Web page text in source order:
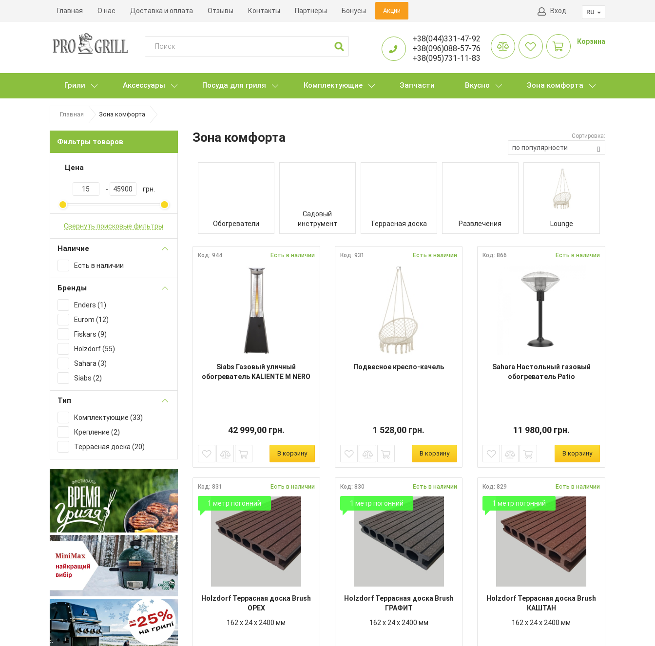
RU
Главная О нас Доставка и оплата Отзывы Контакты Партнёры Бонусы Акции Вход
Корзина
+38(044)331-47-92
+38(096)088-57-76
+38(095)731-11-83
Грили Аксессуары Посуда для гриля Комплектующие Запчасти Вкусно Зона комфорта
Главная Зона комфорта
Фильтры товаров
Цена
- грн.
Свернуть поисковые фильтры
Наличие
Есть в наличии
Бренды
Enders (1)
Eurom (12)
Fiskars (9)
Holzdorf (55)
Sahara (3)
Siabs (2)
Тип
Комплектующие (33)
Крепление (2)
Террасная доска (20)
Зона комфорта Сортировка:
по популярности
Обогреватели
Садовый
инструмент
Террасная доска Развлечения Lounge
Код: 944 Есть в наличии
Siabs Газовый уличный
обогреватель KALIENTE M NERO
42 999,00 грн.
В корзину
Код: 931 Есть в наличии
Подвесное кресло-качель
1 528,00 грн.
В корзину
Код: 866 Есть в наличии
Sahara Настольный газовый
обогреватель Patio
11 980,00 грн.
В корзину
Код: 831 Есть в наличии
1 метр погонний
Holzdorf Террасная доска Brush
ОРЕХ
162 х 24 х 2400 мм
Код: 830 Есть в наличии
1 метр погонний
Holzdorf Террасная доска Brush
ГРАФИТ
162 х 24 х 2400 мм
Код: 829 Есть в наличии
1 метр погонний
Holzdorf Террасная доска Brush
КАШТАН
162 х 24 х 2400 мм